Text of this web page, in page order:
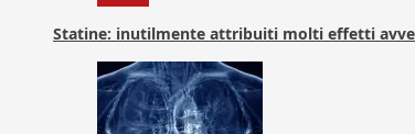
Statine: inutilmente attribuiti molti effetti